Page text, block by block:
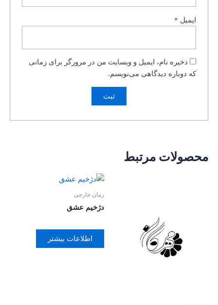
ایمیل *
ذخیره نام، ایمیل و وبسایت من در مرورگر برای زمانی
که دوباره دیدگاهی می‌نویسم.
محصولات مرتبط
رمان خارجی
دژخیم عشق
اطلاعات بیشتر